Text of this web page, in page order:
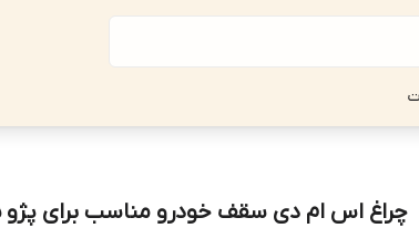
چراغ اس ام دی سقف خودرو مناسب برای پژو 405 پارس سمند